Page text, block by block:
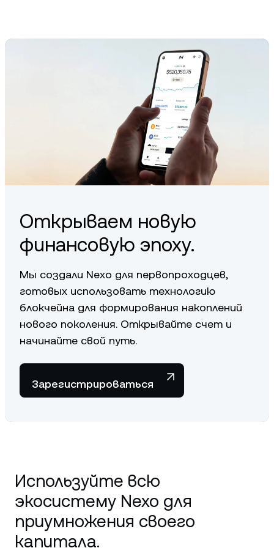
overall crypto strategy.
Открываем новую
финансовую эпоху.
Мы создали Nexo для первопроходцев,
готовых использовать технологию
блокчейна для формирования накоплений
нового поколения. Открывайте счет и
начинайте свой путь.
Зарегистрироваться
Используйте всю
экосистему Nexo для
приумножения своего
капитала.